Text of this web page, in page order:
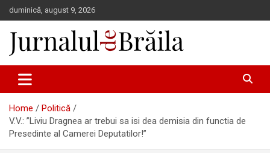
Skip
to
content
duminică, august 9, 2026
Jurnalul de Brăila
Home
Politică
V.V.: ”Liviu Dragnea ar trebui sa isi dea demisia din functia de
Presedinte al Camerei Deputatilor!”